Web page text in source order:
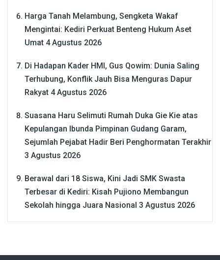
Harga Tanah Melambung, Sengketa Wakaf
Mengintai: Kediri Perkuat Benteng Hukum Aset
Umat 4 Agustus 2026
Di Hadapan Kader HMI, Gus Qowim: Dunia Saling
Terhubung, Konflik Jauh Bisa Menguras Dapur
Rakyat 4 Agustus 2026
Suasana Haru Selimuti Rumah Duka Gie Kie atas
Kepulangan Ibunda Pimpinan Gudang Garam,
Sejumlah Pejabat Hadir Beri Penghormatan Terakhir
3 Agustus 2026
Berawal dari 18 Siswa, Kini Jadi SMK Swasta
Terbesar di Kediri: Kisah Pujiono Membangun
Sekolah hingga Juara Nasional 3 Agustus 2026